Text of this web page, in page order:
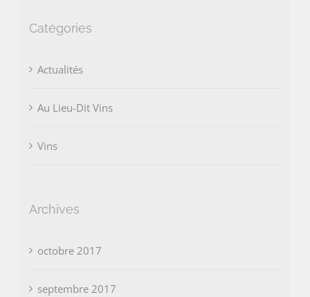
Catégories
Actualités
Au Lieu-Dit Vins
Vins
Archives
octobre 2017
septembre 2017